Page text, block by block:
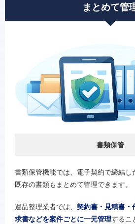
まとめて管
書類保管
書類保管機能では、電子契約で締結し
既存の書類もまとめて管理できます。
遺品整理業者では、 契約書・見積書・
求書などを案件ごとに一元管理するこ